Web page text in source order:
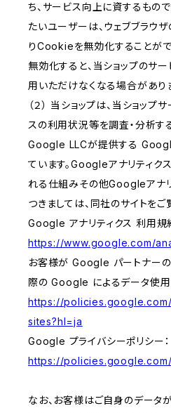
ち、サービス向上に資するもの
たいユーザーは、ウェブブラウ
りCookieを無効化することが
無効化すると、当ショップのサ
用いただけなくなる場合があり
（２） 当ショップは、当ショッ
スの利用状況等を調査・分析す
Google LLCが提供する
ています。Googleアナリティク
れる仕組みその他Googleアナ
つきましては、同社のサイトをご
Google アナリティクス 利用規
https://www.google.com/
お客様が Google パートナーの
際の Google によるデータ使用
https://
sites?hl=ja
Google プライバシーポリシー：
https://
なお、お客様はご自身のデータ